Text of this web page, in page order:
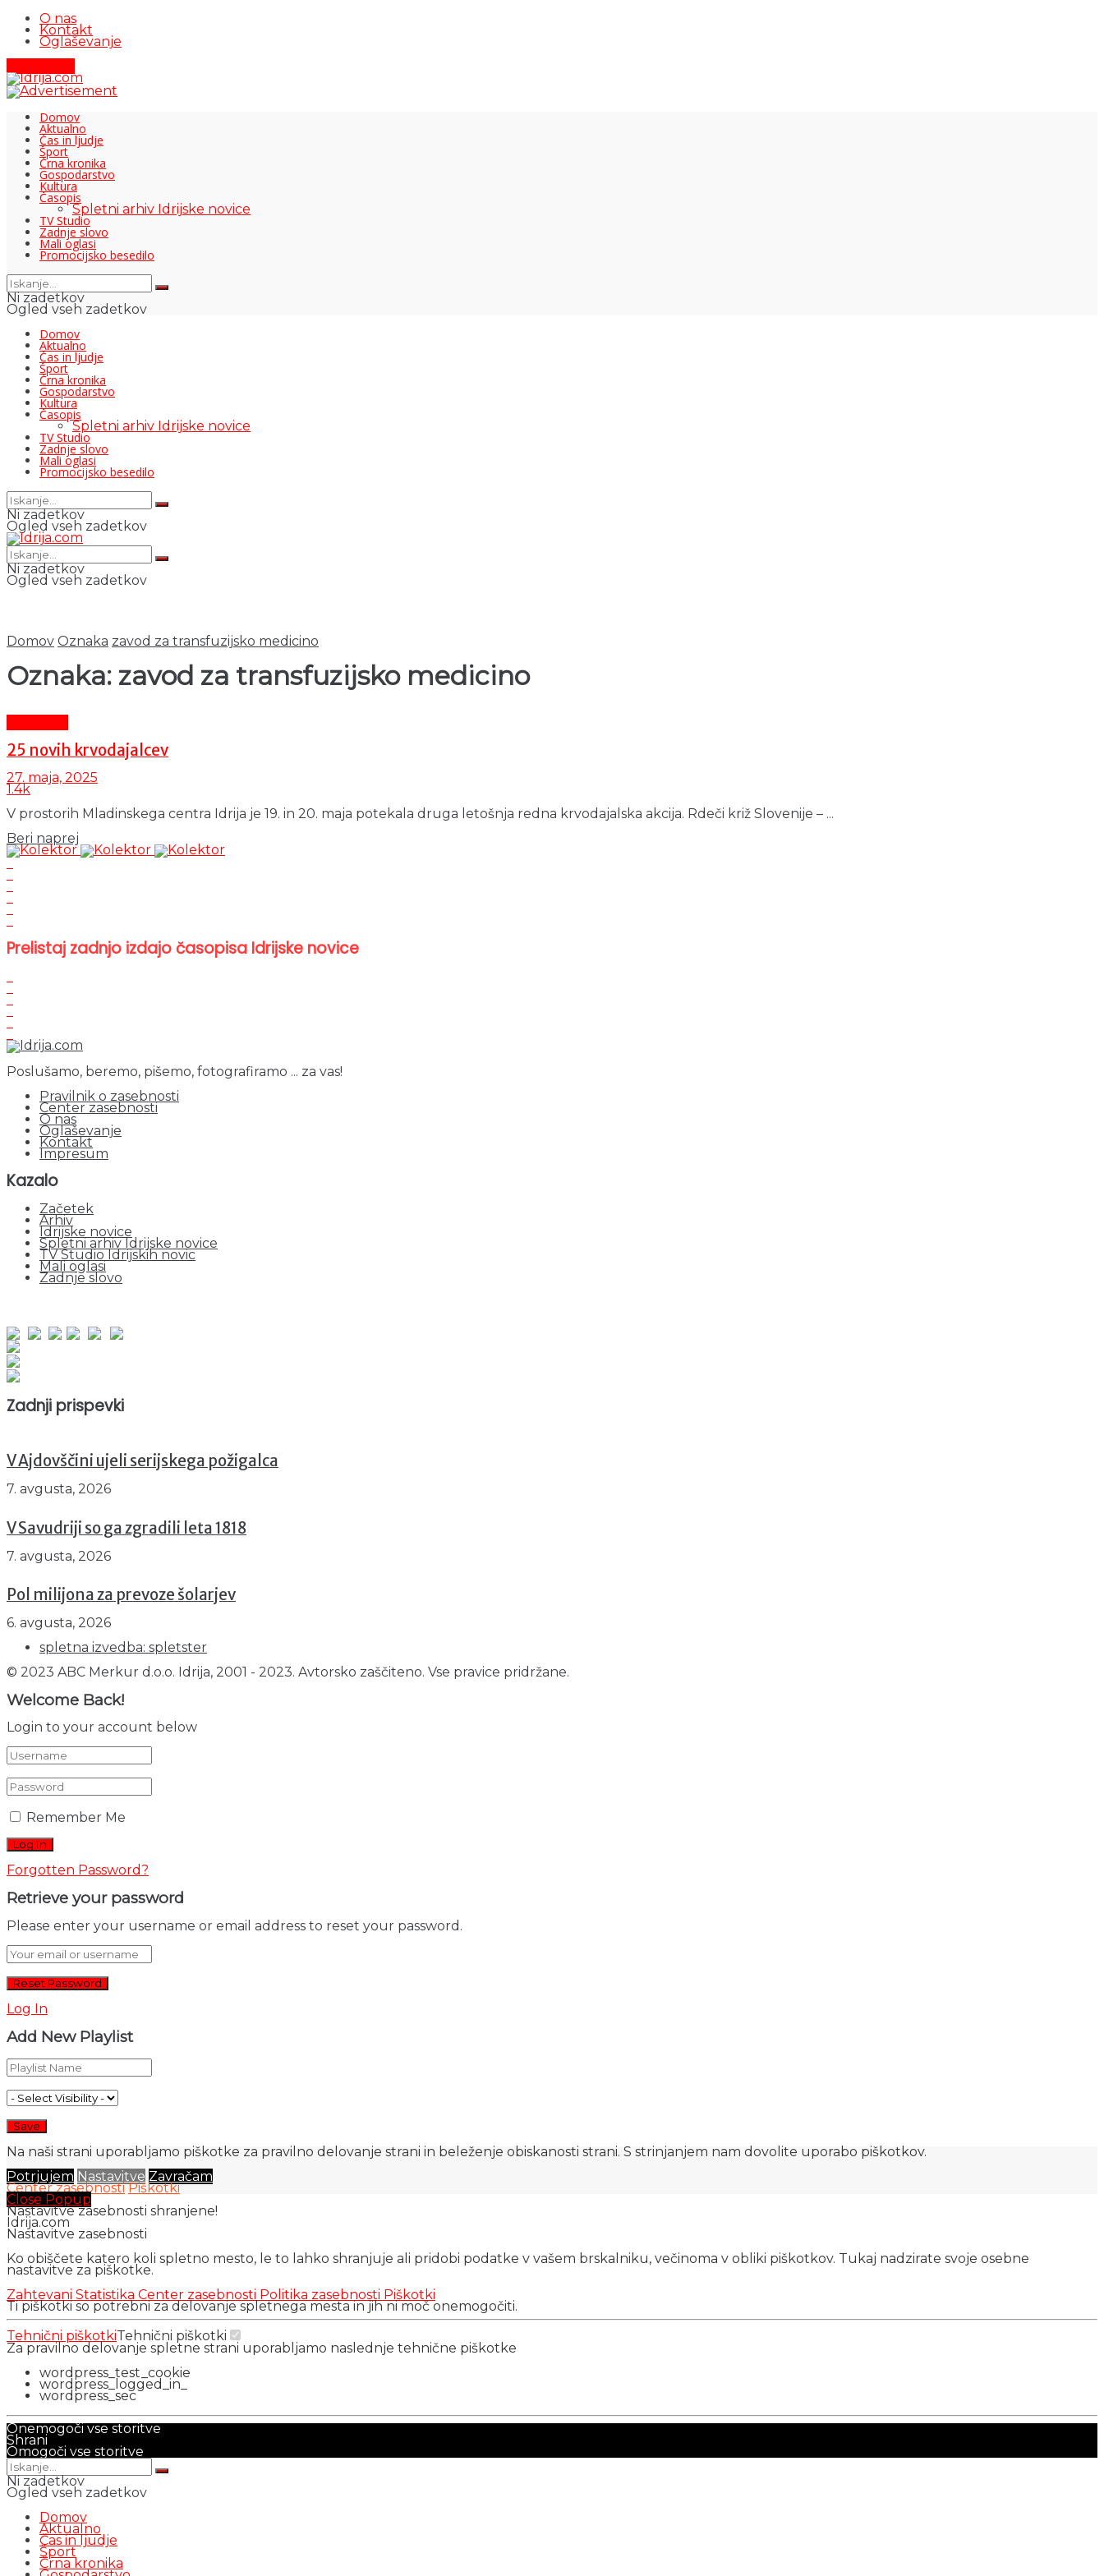
O nas
Kontakt
Oglaševanje
Domov
Aktualno
Čas in ljudje
Šport
Črna kronika
Gospodarstvo
Kultura
Časopis
Spletni arhiv Idrijske novice
TV Studio
Zadnje slovo
Mali oglasi
Promocijsko besedilo
Ni zadetkov
Ogled vseh zadetkov
Domov
Aktualno
Čas in ljudje
Šport
Črna kronika
Gospodarstvo
Kultura
Časopis
Spletni arhiv Idrijske novice
TV Studio
Zadnje slovo
Mali oglasi
Promocijsko besedilo
Ni zadetkov
Ogled vseh zadetkov
Ni zadetkov
Ogled vseh zadetkov
Domov Oznaka zavod za transfuzijsko medicino
Oznaka: zavod za transfuzijsko medicino
25 novih krvodajalcev
27. maja, 2025
1.4k
V prostorih Mladinskega centra Idrija je 19. in 20. maja potekala druga letošnja redna krvodajalska akcija. Rdeči križ Slovenije – ...
Beri naprej
Prelistaj zadnjo izdajo časopisa Idrijske novice
Poslušamo, beremo, pišemo, fotografiramo ... za vas!
Pravilnik o zasebnosti
Center zasebnosti
O nas
Oglaševanje
Kontakt
Impresum
Kazalo
Začetek
Arhiv
Idrijske novice
Spletni arhiv Idrijske novice
TV Studio Idrijskih novic
Mali oglasi
Zadnje slovo
Zadnji prispevki
V Ajdovščini ujeli serijskega požigalca
7. avgusta, 2026
V Savudriji so ga zgradili leta 1818
7. avgusta, 2026
Pol milijona za prevoze šolarjev
6. avgusta, 2026
spletna izvedba: spletster
© 2023 ABC Merkur d.o.o. Idrija, 2001 - 2023. Avtorsko zaščiteno. Vse pravice pridržane.
Welcome Back!
Login to your account below
Remember Me
Forgotten Password?
Retrieve your password
Please enter your username or email address to reset your password.
Log In
Add New Playlist
Na naši strani uporabljamo piškotke za pravilno delovanje strani in beleženje obiskanosti strani. S strinjanjem nam dovolite uporabo piškotkov.
Potrjujem Nastavitve Zavračam
Center zasebnosti Piškotki
Close Popup
Nastavitve zasebnosti shranjene!
Idrija.com
Nastavitve zasebnosti
Ko obiščete katero koli spletno mesto, le to lahko shranjuje ali pridobi podatke v vašem brskalniku, večinoma v obliki piškotkov. Tukaj nadzirate svoje osebne
nastavitve za piškotke.
Zahtevani Statistika Center zasebnosti Politika zasebnosti Piškotki
Ti piškotki so potrebni za delovanje spletnega mesta in jih ni moč onemogočiti.
Tehnični piškotkiTehnični piškotki
Za pravilno delovanje spletne strani uporabljamo naslednje tehnične piškotke
wordpress_test_cookie
wordpress_logged_in_
wordpress_sec
Onemogoči vse storitve
Shrani
Omogoči vse storitve
Ni zadetkov
Ogled vseh zadetkov
Domov
Aktualno
Čas in ljudje
Šport
Črna kronika